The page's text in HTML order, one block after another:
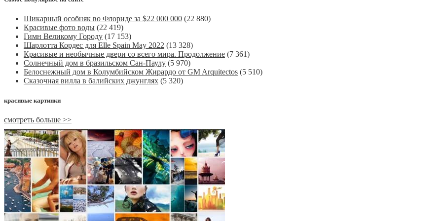
Шикарный особняк во Флориде за $22 000 000 (22 880)
Красивые фото воды (22 419)
Гимн Великому Городу (17 153)
Шарлотта Кордес для Elle Spain May 2022 (13 328)
Красивые и необычные двери со всего мира. Продолжение (7 361)
Солнечный дом в бразильском Сан-Паулу (5 970)
Белоснежный дом в Колумбийском Жирардо от GM Arquitectos (5 510)
Сказочная вилла в балийских джунглях (5 320)
красивые картинки
смотреть больше >>